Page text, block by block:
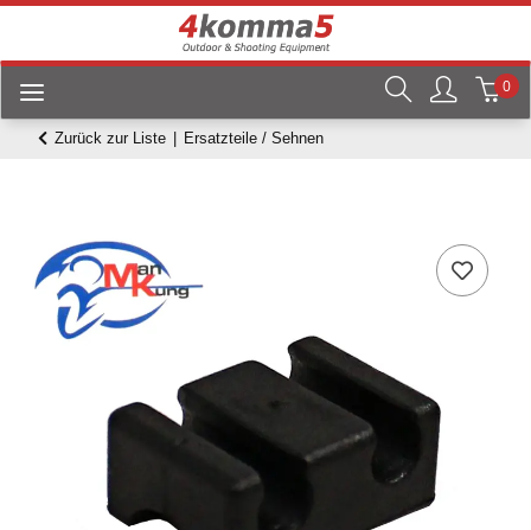
0
Zurück zur Liste Ersatzteile / Sehnen